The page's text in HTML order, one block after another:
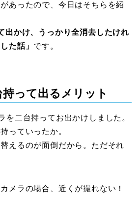
あったので、今日はそちらを紹
出かけ、うっかり全消去したけれ
た話」 です。
って出るメリット
を二台持ってお出かけしました。
っていったか。
えるのが面倒だから。ただそれ
メラの場合、近くが撮れない！